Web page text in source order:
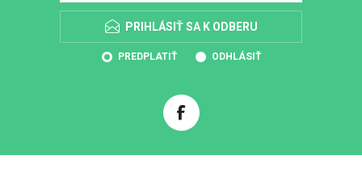
PRIHLÁSIŤ SA K ODBERU
PREDPLATIŤ ODHLÁSIŤ